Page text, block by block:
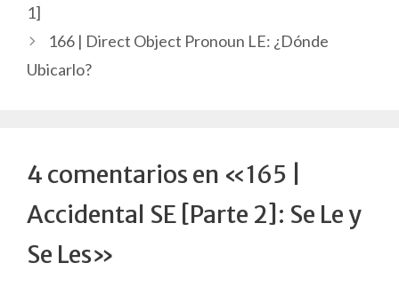
1]
166 | Direct Object Pronoun LE: ¿Dónde
Ubicarlo?
4 comentarios en «165 |
Accidental SE [Parte 2]: Se Le y
Se Les»